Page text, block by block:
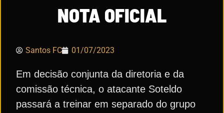
NOTA OFICIAL
Santos FC 01/07/2023
Em decisão conjunta da diretoria e da
comissão técnica, o atacante Soteldo
passará a treinar em separado do grupo